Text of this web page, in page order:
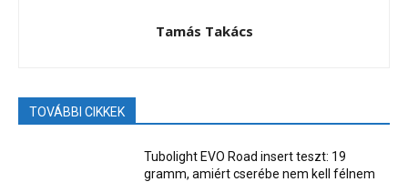
Tamás Takács
TOVÁBBI CIKKEK
Tubolight EVO Road insert teszt: 19
gramm, amiért cserébe nem kell félnem